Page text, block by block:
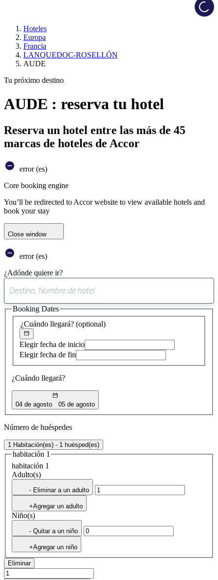
Hoteles
Europa
Francia
LANQUEDOC-ROSELLÓN
AUDE
Tu próximo destino
AUDE : reserva tu hotel
Reserva un hotel entre las más de 45
marcas de hoteles de Accor
error (es)
Core booking engine
You’ll be redirected to Accor website to view available hotels and
book your stay
Close window
error (es)
¿Adónde quiere ir?
sugerencia
encontrada
¿Cuándo llegará? (optional)
Elegir fecha de inicio
Elegir fecha de fin
¿Cuándo llegará?
04 de agosto 05 de agosto
Booking Dates
Número de huéspedes
1 Habitación(es) - 1 huésped(es)
habitación 1
habitación 1
Adulto(s)
- Eliminar a un adulto
+Agregar un adulto
Niño(s)
- Quitar a un niño
+Agregar un niño
Eliminar